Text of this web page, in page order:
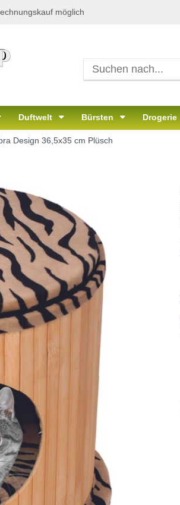
möglich
Duftwelt Bürsten Drogerie
Design 36,5x35 cm Plüsch